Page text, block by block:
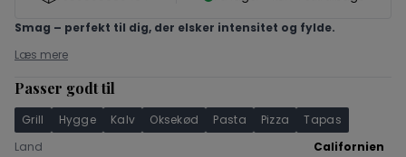
Smag – perfekt til dig, der elsker intensitet og fylde.
Læs mere
Passer godt til
Grill Hygge Kalv Oksekød Pasta Pizza
Tapas
Land
Californien